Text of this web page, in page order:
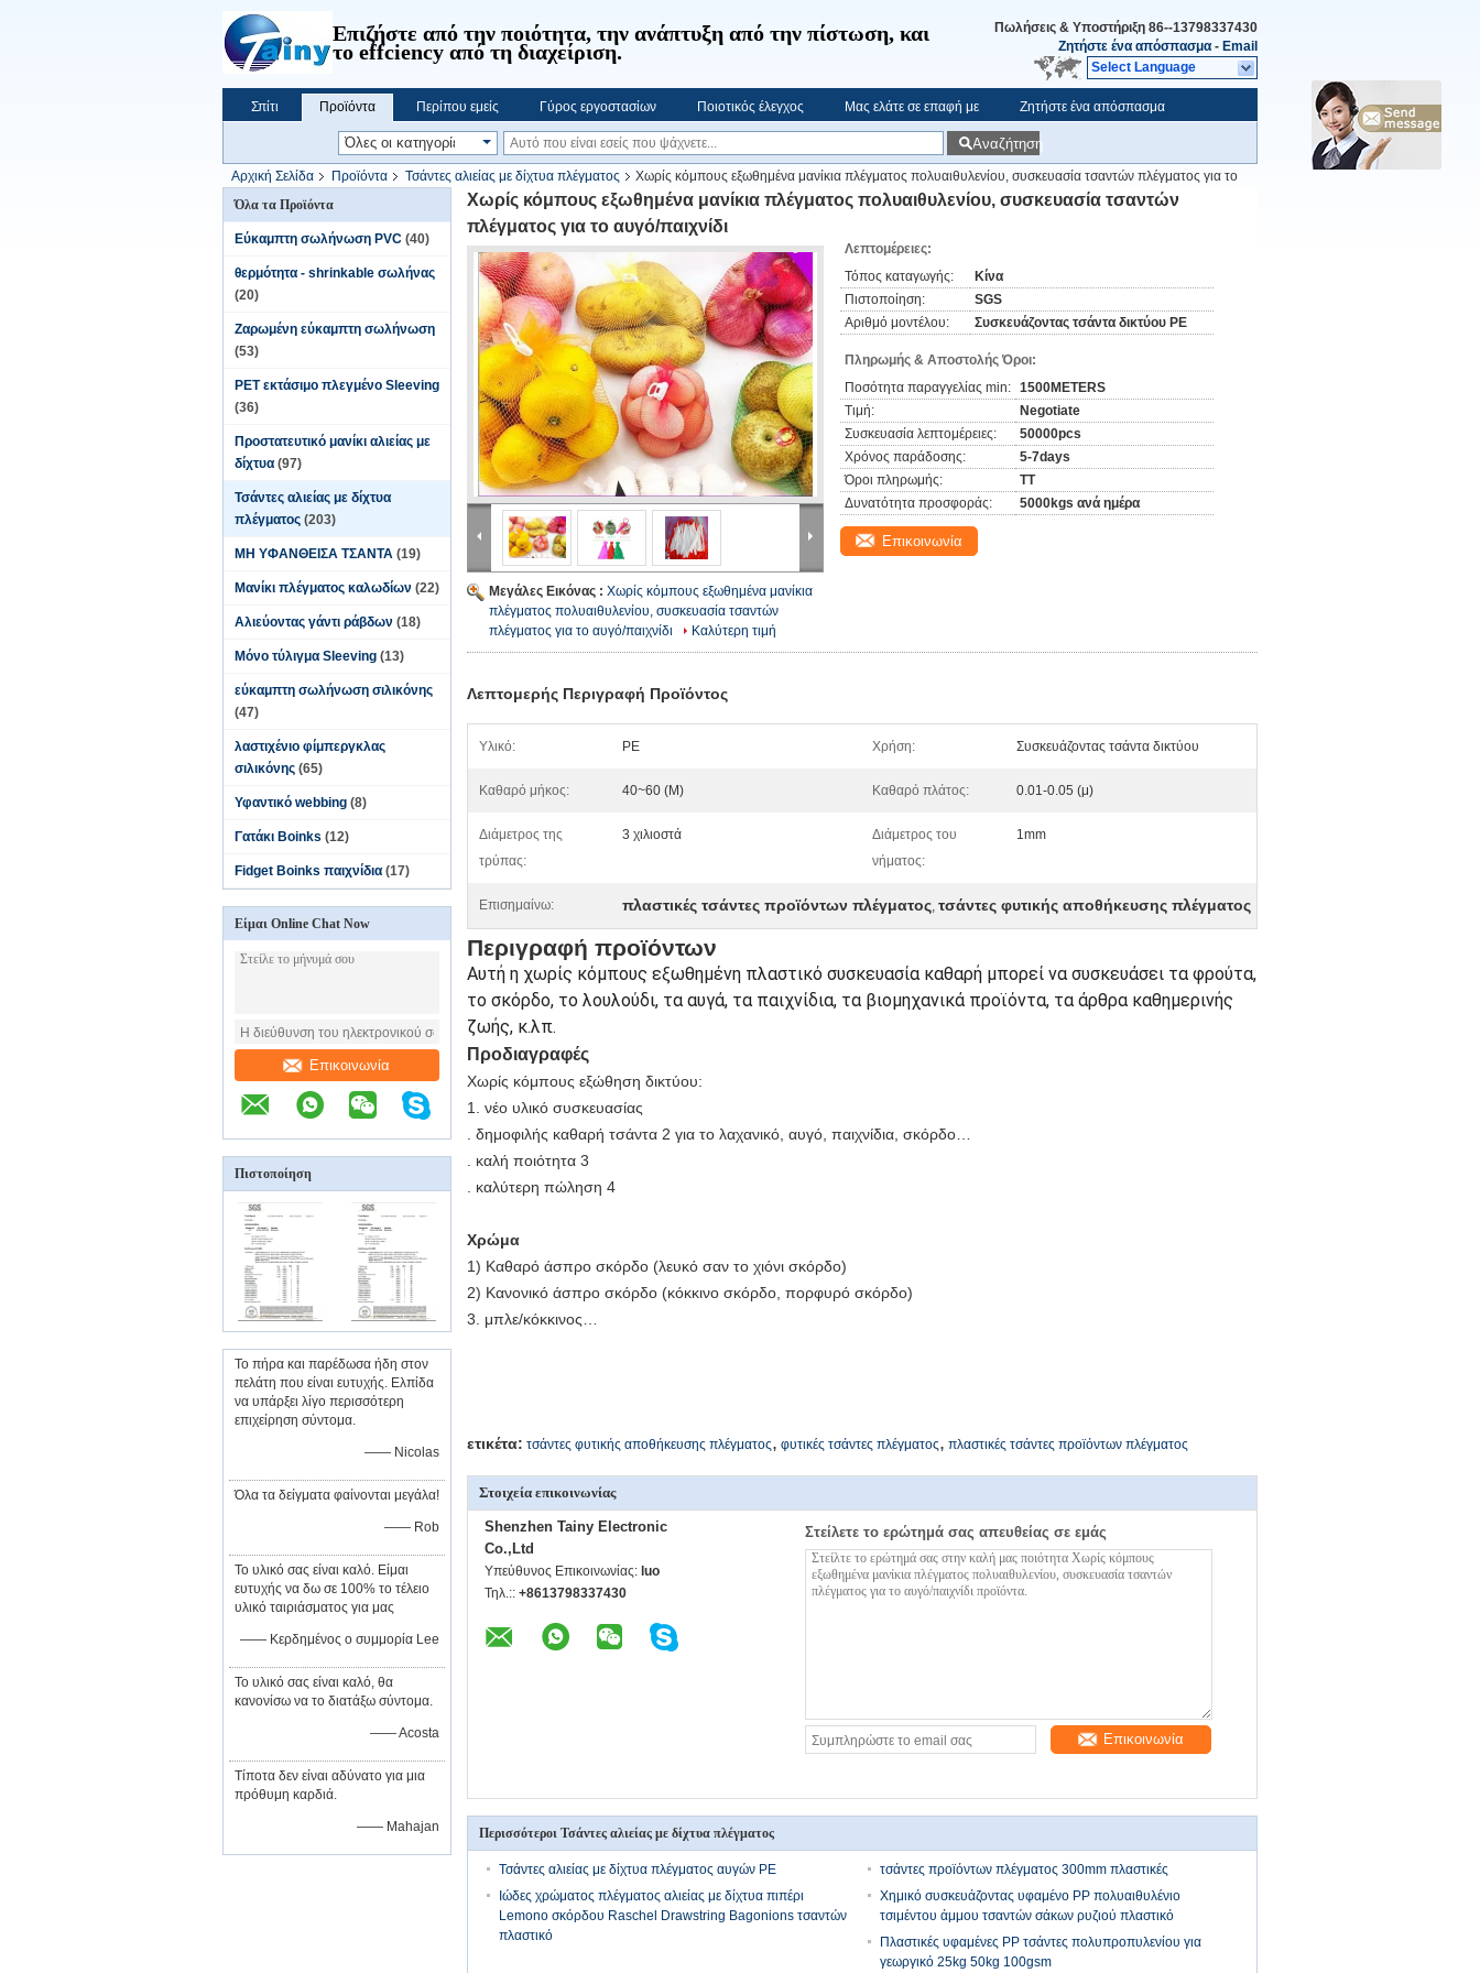
Επιζήστε από την ποιότητα, την ανάπτυξη από την πίστωση, και
το effciency από τη διαχείριση.
Πωλήσεις & Υποστήριξη 86--13798337430
Ζητήστε ένα απόσπασμα - Email
Select Language
Σπίτι Προϊόντα Περίπου εμείς Γύρος εργοστασίων Ποιοτικός έλεγχος Μας ελάτε σε επαφή με Ζητήστε ένα απόσπασμα
Αναζήτηση
Αρχική Σελίδα Προϊόντα Τσάντες αλιείας με δίχτυα πλέγματος
Χωρίς κόμπους εξωθημένα μανίκια πλέγματος πολυαιθυλενίου, συσκευασία τσαντών πλέγματος για το
αυγό/παιχνίδι
Όλα τα Προϊόντα
Εύκαμπτη σωλήνωση PVC (40)
θερμότητα - shrinkable σωλήνας
(20)
Ζαρωμένη εύκαμπτη σωλήνωση
(53)
PET εκτάσιμο πλεγμένο Sleeving
(36)
Προστατευτικό μανίκι αλιείας με
δίχτυα (97)
Τσάντες αλιείας με δίχτυα
πλέγματος (203)
ΜΗ ΥΦΑΝΘΕΙΣΑ ΤΣΑΝΤΑ (19)
Μανίκι πλέγματος καλωδίων (22)
Αλιεύοντας γάντι ράβδων (18)
Μόνο τύλιγμα Sleeving (13)
εύκαμπτη σωλήνωση σιλικόνης
(47)
λαστιχένιο φίμπεργκλας
σιλικόνης (65)
Υφαντικό webbing (8)
Γατάκι Boinks (12)
Fidget Boinks παιχνίδια (17)
Είμαι Online Chat Now
Επικοινωνία
Πιστοποίηση
Το πήρα και παρέδωσα ήδη στον
πελάτη που είναι ευτυχής. Ελπίδα
να υπάρξει λίγο περισσότερη
επιχείρηση σύντομα.
—— Nicolas
Όλα τα δείγματα φαίνονται μεγάλα!
—— Rob
Το υλικό σας είναι καλό. Είμαι
ευτυχής να δω σε 100% το τέλειο
υλικό ταιριάσματος για μας
—— Κερδημένος ο συμμορία Lee
Το υλικό σας είναι καλό, θα
κανονίσω να το διατάξω σύντομα.
—— Acosta
Τίποτα δεν είναι αδύνατο για μια
πρόθυμη καρδιά.
—— Mahajan
Χωρίς κόμπους εξωθημένα μανίκια πλέγματος πολυαιθυλενίου, συσκευασία τσαντών
πλέγματος για το αυγό/παιχνίδι
Μεγάλες Εικόνας : Χωρίς κόμπους εξωθημένα μανίκια
πλέγματος πολυαιθυλενίου, συσκευασία τσαντών
πλέγματος για το αυγό/παιχνίδι
Καλύτερη τιμή
Λεπτομέρειες:
Τόπος καταγωγής:
Κίνα
Πιστοποίηση:
SGS
Αριθμό μοντέλου:
Συσκευάζοντας τσάντα δικτύου PE
Πληρωμής & Αποστολής Όροι:
Ποσότητα παραγγελίας min: 1500METERS
Τιμή:
Negotiate
Συσκευασία λεπτομέρειες:
50000pcs
Χρόνος παράδοσης:
5-7days
Όροι πληρωμής:
TT
Δυνατότητα προσφοράς:
5000kgs ανά ημέρα
Επικοινωνία
Λεπτομερής Περιγραφή Προϊόντος
Υλικό: PE Χρήση: Συσκευάζοντας τσάντα δικτύου
Καθαρό μήκος: 40~60 (Μ) Καθαρό πλάτος: 0.01-0.05 (μ)
Διάμετρος της
τρύπας:
3 χιλιοστά
Διάμετρος του
νήματος:
1mm
Επισημαίνω: πλαστικές τσάντες προϊόντων πλέγματος, τσάντες φυτικής αποθήκευσης πλέγματος
Περιγραφή προϊόντων
Αυτή η χωρίς κόμπους εξωθημένη πλαστικό συσκευασία καθαρή μπορεί να συσκευάσει τα φρούτα,
το σκόρδο, το λουλούδι, τα αυγά, τα παιχνίδια, τα βιομηχανικά προϊόντα, τα άρθρα καθημερινής
ζωής, κ.λπ.
Προδιαγραφές
Χωρίς κόμπους εξώθηση δικτύου:
1. νέο υλικό συσκευασίας
. δημοφιλής καθαρή τσάντα 2 για το λαχανικό, αυγό, παιχνίδια, σκόρδο
. καλή ποιότητα 3
. καλύτερη πώληση 4
Χρώμα
1) Καθαρό άσπρο σκόρδο (λευκό σαν το χιόνι σκόρδο)
2) Κανονικό άσπρο σκόρδο (κόκκινο σκόρδο, πορφυρό σκόρδο)
3. μπλε/κόκκινος…
ετικέτα: τσάντες φυτικής αποθήκευσης πλέγματος, φυτικές τσάντες πλέγματος, πλαστικές τσάντες προϊόντων πλέγματος
Στοιχεία επικοινωνίας
Shenzhen Tainy Electronic
Co.,Ltd
Υπεύθυνος Επικοινωνίας: luo
Τηλ.:: +8613798337430
Στείλετε το ερώτημά σας απευθείας σε εμάς
Επικοινωνία
Περισσότεροι Τσάντες αλιείας με δίχτυα πλέγματος
Τσάντες αλιείας με δίχτυα πλέγματος αυγών PE
τσάντες προϊόντων πλέγματος 300mm πλαστικές
Ιώδες χρώματος πλέγματος αλιείας με δίχτυα πιπέρι
Lemono σκόρδου Raschel Drawstring Bagonions τσαντών
πλαστικό
Χημικό συσκευάζοντας υφαμένο PP πολυαιθυλένιο
τσιμέντου άμμου τσαντών σάκων ρυζιού πλαστικό
Πλαστικές υφαμένες PP τσάντες πολυπροπυλενίου για
γεωργικό 25kg 50kg 100gsm